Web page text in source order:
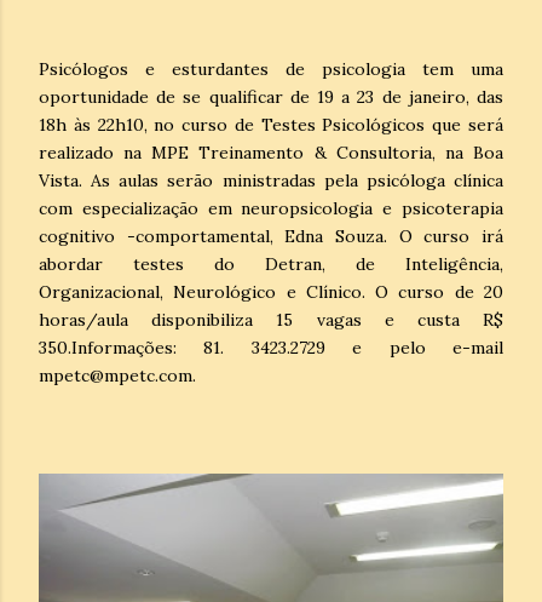
Psicólogos e esturdantes de psicologia tem uma
oportunidade de se qualificar de 19 a 23 de janeiro, das
18h às 22h10, no curso de Testes Psicológicos que será
realizado na MPE Treinamento & Consultoria, na Boa
Vista. As aulas serão ministradas pela psicóloga clínica
com especialização em neuropsicologia e psicoterapia
cognitivo -comportamental, Edna Souza. O curso irá
abordar testes do Detran, de Inteligência,
Organizacional, Neurológico e Clínico. O curso de 20
horas/aula disponibiliza 15 vagas e custa R$
350.Informações: 81. 3423.2729 e pelo e-mail
mpetc@mpetc.com.